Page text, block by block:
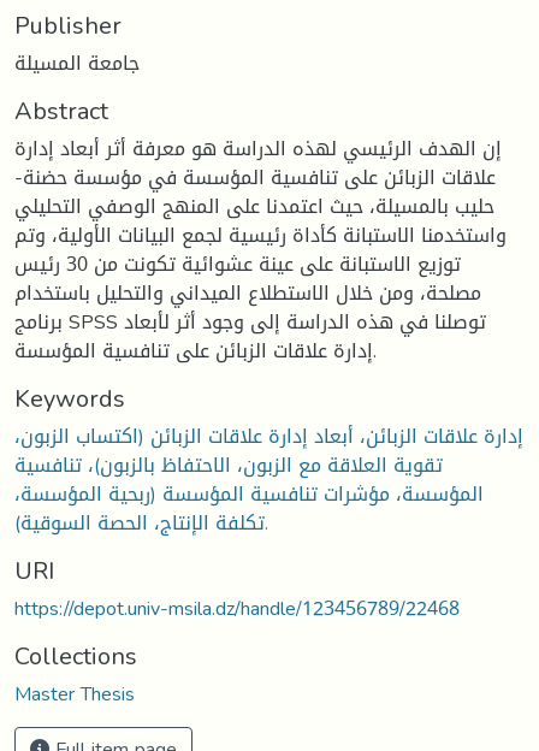
Publisher
جامعة المسيلة
Abstract
إن الهدف الرئيسي لهذه الدراسة هو معرفة أثر أبعاد إدارة
علاقات الزبائن على تنافسية المؤسسة في مؤسسة حضنة-
حليب بالمسيلة، حيث اعتمدنا على المنهج الوصفي التحليلي
واستخدمنا الاستبانة كأداة رئيسية لجمع البيانات الأولية، وتم
توزيع الاستبانة على عينة عشوائية تكونت من 30 رئيس
مصلحة، ومن خلال الاستطلاع الميداني والتحليل باستخدام
برنامج SPSS توصلنا في هذه الدراسة إلى وجود أثر لأبعاد
إدارة علاقات الزبائن على تنافسية المؤسسة.
Keywords
إدارة علاقات الزبائن، أبعاد إدارة علاقات الزبائن (اكتساب الزبون،
تقوية العلاقة مع الزبون، الاحتفاظ بالزبون)، تنافسية
المؤسسة، مؤشرات تنافسية المؤسسة (ربحية المؤسسة،
تكلفة الإنتاج، الحصة السوقية).
URI
https://depot.univ-msila.dz/handle/123456789/22468
Collections
Master Thesis